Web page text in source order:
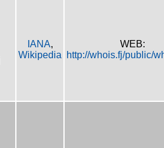
IANA,
Wikipedia
WEB:
http://whois.fj/public/